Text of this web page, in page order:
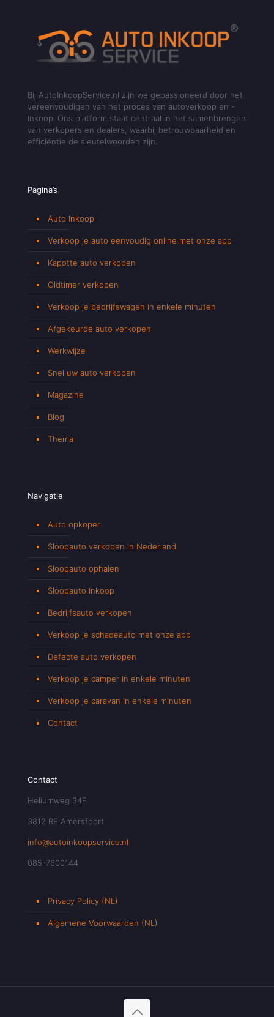
Bij AutoInkoopService.nl zijn we gepassioneerd door het
vereenvoudigen van het proces van autoverkoop en -
inkoop. Ons platform staat centraal in het samenbrengen
van verkopers en dealers, waarbij betrouwbaarheid en
efficiëntie de sleutelwoorden zijn.
Pagina’s
Auto Inkoop
Verkoop je auto eenvoudig online met onze app
Kapotte auto verkopen
Oldtimer verkopen
Verkoop je bedrijfswagen in enkele minuten
Afgekeurde auto verkopen
Werkwijze
Snel uw auto verkopen
Magazine
Blog
Thema
Navigatie
Auto opkoper
Sloopauto verkopen in Nederland
Sloopauto ophalen
Sloopauto inkoop
Bedrijfsauto verkopen
Verkoop je schadeauto met onze app
Defecte auto verkopen
Verkoop je camper in enkele minuten
Verkoop je caravan in enkele minuten
Contact
Contact
Heliumweg 34F
3812 RE Amersfoort
info@autoinkoopservice.nl
085-7600144
Privacy Policy (NL)
Algemene Voorwaarden (NL)